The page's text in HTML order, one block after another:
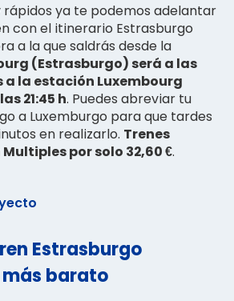
rápidos ya te podemos adelantar
con el itinerario Estrasburgo
a la que saldrás desde la
(Estrasburgo) será a las
a la estación Luxembourg
21:45 h. Puedes abreviar tu
a Luxemburgo para que tardes
en realizarlo. Trenes
por solo 32,60 €.
Estrasburgo
barato